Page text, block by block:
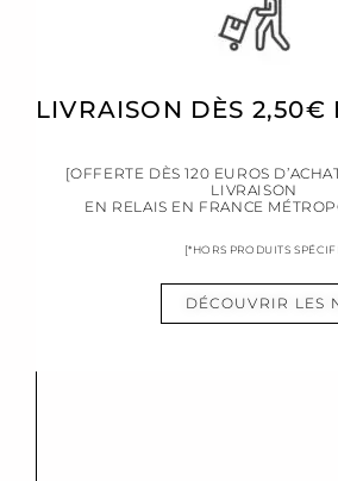
LIVRAISON DÈS 2,50€
[OFFERTE DÈS 120 EUROS
LIVRAISON
EN RELAIS EN FRANCE
[*HORS PRODUITS
DÉCOUVRIR LES